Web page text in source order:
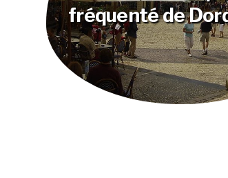
fréquenté de